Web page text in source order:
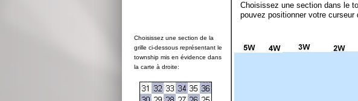
Choisissez une section de la
grille ci-dessous représentant le
township mis en évidence dans
la carte à droite:
Choisissez une section dans le
pouvez positionner votre